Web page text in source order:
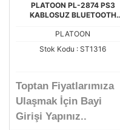
PLATOON PL-2874 PS3
KABLOSUZ BLUETOOTH
PLATOON
Stok Kodu : ST1316
Toptan Fiyatlarımıza
Ulaşmak İçin Bayi
Girişi Yapınız..